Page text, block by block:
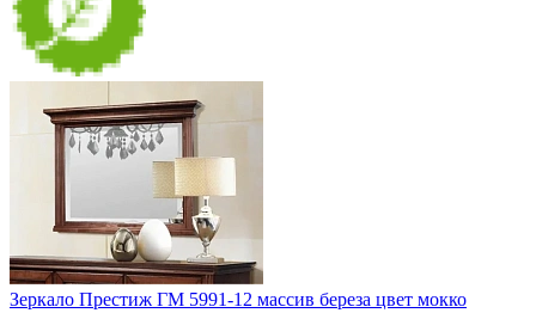
Зеркало Престиж ГМ 5991-12 массив береза цвет мокко